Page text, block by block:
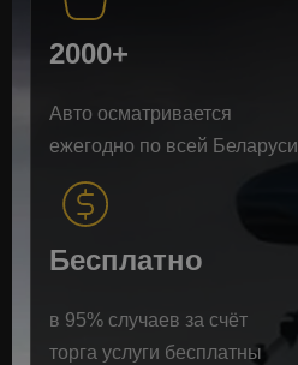
2000+
Авто осматривается
ежегодно по всей Беларуси
Бесплатно
в 95% случаев за счёт
торга услуги бесплатны